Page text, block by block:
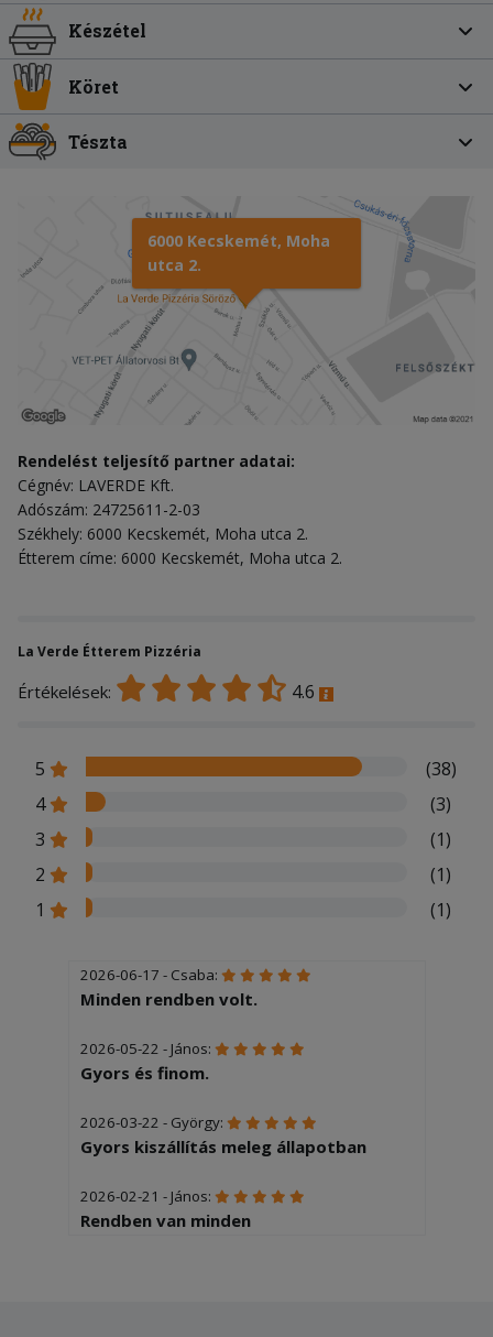
Készétel
Köret
Tészta
6000 Kecskemét, Moha
utca 2.
Rendelést teljesítő partner adatai:
Cégnév: LAVERDE Kft.
Adószám: 24725611-2-03
Székhely: 6000 Kecskemét, Moha utca 2.
Étterem címe: 6000 Kecskemét, Moha utca 2.
La Verde Étterem Pizzéria
Értékelések: 4.6
5
(38)
4
(3)
3
(1)
2
(1)
1
(1)
2026-06-17 - Csaba:
Minden rendben volt.
2026-05-22 - János:
Gyors és finom.
2026-03-22 - György:
Gyors kiszállítás meleg állapotban
2026-02-21 - János:
Rendben van minden